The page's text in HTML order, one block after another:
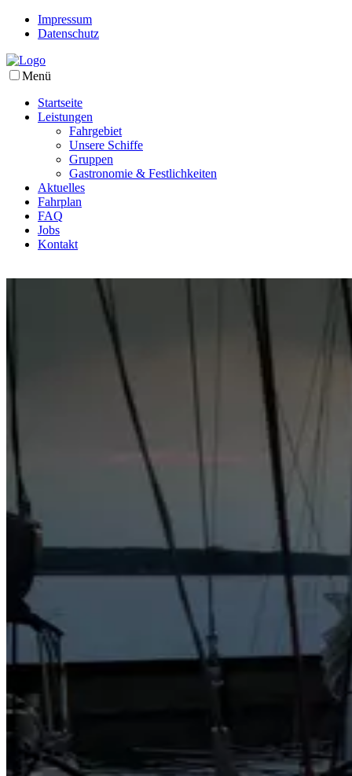
Impressum
Datenschutz
Menü
Startseite
Leistungen
Fahrgebiet
Unsere Schiffe
Gruppen
Gastronomie & Festlichkeiten
Aktuelles
Fahrplan
FAQ
Jobs
Kontakt